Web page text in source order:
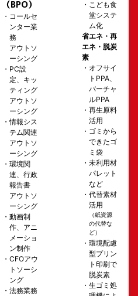
（BPO）
コールセ
ンター業
務
アウトソ
ーシング
PC設
定、キッ
ティング
アウトソ
ーシング
情報シス
テム関連
アウトソ
ーシング
環境関
連、行政
報告書
アウトソ
ーシング
動画制
作、アニ
メーショ
ン制作
CFOアウ
トソーシ
ング
法務業務
こども食
堂システ
ム化
省エネ・再
エネ・脱炭
素
オフサイ
トPPA、
バーチャ
ルPPA
再生原料
活用
ゴミから
できたゴ
ミ袋
未利用材
パレット
など
代替素材
活用
（紙資源
の代替な
ど）
環境配慮
型プリン
ト印刷で
脱炭素
生ゴミ処